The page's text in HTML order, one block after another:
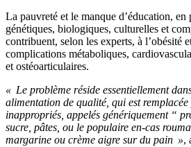
La pauvreté et le manque d’éducation, en
génétiques, biologiques, culturelles et
contribuent, selon les experts, à l’obésité
complications métaboliques,
et ostéoarticulaires.
« Le problème réside essentiellement
alimentation de qualité, qui est
inappropriés, appelés génériquement “
sucre, pâtes, ou le populaire en-cas
margarine ou crème aigre sur du pain »,